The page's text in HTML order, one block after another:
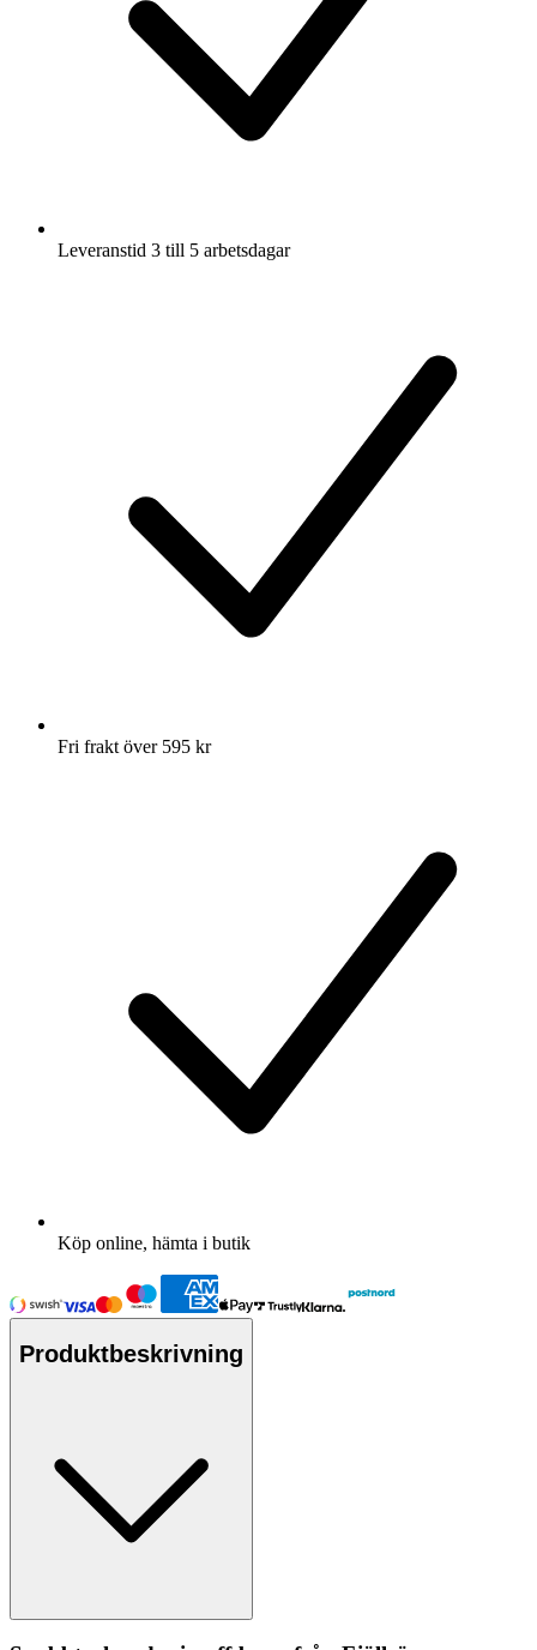
Leveranstid 3 till 5 arbetsdagar
Fri frakt över 595 kr
Köp online, hämta i butik
Produktbeskrivning